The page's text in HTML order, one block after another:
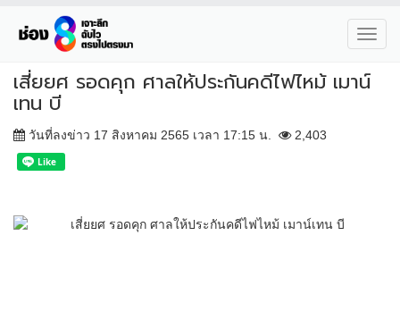
เสี่ยยศ รอดคุก ศาลให้ประกันคดีไฟไหม้ เมาน์
เทน บี
วันที่ลงข่าว 17 สิงหาคม 2565 เวลา 17:15 น. 2,403